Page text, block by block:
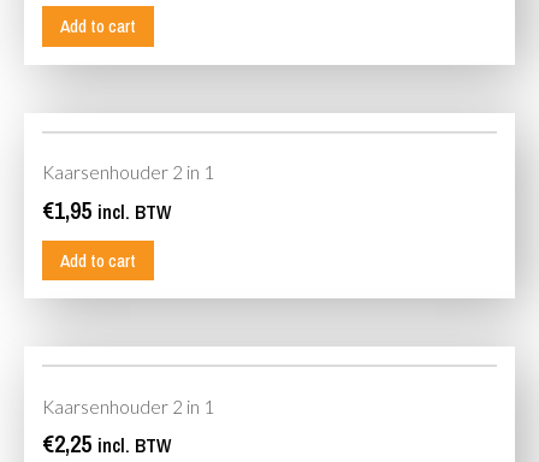
Add to cart
Kaarsenhouder 2 in 1
€1,95 incl. BTW
Add to cart
Kaarsenhouder 2 in 1
€2,25 incl. BTW